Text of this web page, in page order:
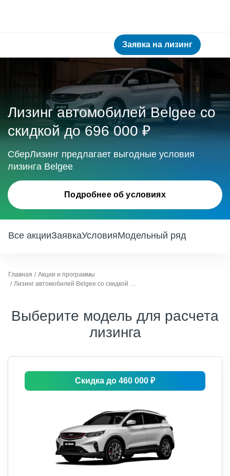
Заявка на лизинг
Лизинг автомобилей Belgee со
скидкойдо 696 000 ₽
СберЛизинг предлагает выгодные условия
лизинга Belgee
Подробнее об условиях
Все акцииЗаявкаУсловияМодельный ряд
Главная
Акции и программы
Лизинг автомобилей Belgee со скидкой до 696 000 ₽
Выберите модель для расчета
лизинга
Скидка до 460 000 ₽